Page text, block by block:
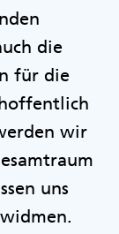
die
für die
wir
uns